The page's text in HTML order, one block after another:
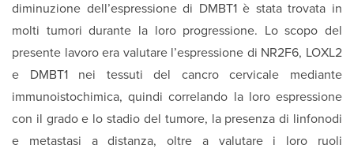
diminuzione dell’espressione di DMBT1 è stata trovata in
molti tumori durante la loro progressione. Lo scopo del
presente lavoro era valutare l’espressione di NR2F6, LOXL2
e DMBT1 nei tessuti del cancro cervicale mediante
immunoistochimica, quindi correlando la loro espressione
con il grado e lo stadio del tumore, la presenza di linfonodi
e metastasi a distanza, oltre a valutare i loro ruoli